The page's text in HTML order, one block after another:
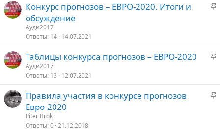
З
е
п
н
о
Конкурс прогнозов – ЕВРО-2020. Итоги и
обсуждение
Ауди2017
Ответы 14 14.07.2021
З
р
е
Таблицы конкурса прогнозов – ЕВРО-2020
Ауди2017
Ответы 13 12.07.2021
З
Правила участия в конкурсе прогнозов
Евро-2020
Piter Brok
Ответы 0 21.12.2018